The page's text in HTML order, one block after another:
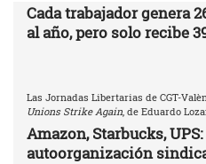
Cada trabajador genera
al año, pero solo recibe
Las Jornadas Libertarias de CGT-
Unions Strike Again , de Eduardo
Amazon, Starbucks,
autoorganización